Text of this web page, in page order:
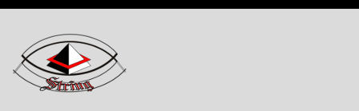
Skip
content